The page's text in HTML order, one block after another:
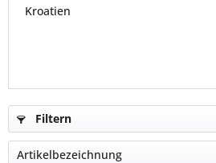
Kroatien
Filtern